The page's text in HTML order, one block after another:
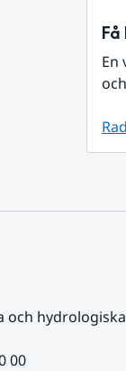
En
och hydrologiska
00